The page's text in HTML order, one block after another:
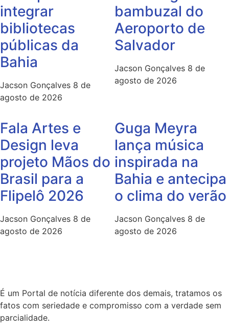
integrar
bibliotecas
públicas da
Bahia
Jacson Gonçalves 8 de
agosto de 2026
bambuzal do
Aeroporto de
Salvador
Jacson Gonçalves 8 de
agosto de 2026
Fala Artes e
Design leva
projeto Mãos do
Brasil para a
Flipelô 2026
Jacson Gonçalves 8 de
agosto de 2026
Guga Meyra
lança música
inspirada na
Bahia e antecipa
o clima do verão
Jacson Gonçalves 8 de
agosto de 2026
É um Portal de notícia diferente dos demais, tratamos os
fatos com seriedade e compromisso com a verdade sem
parcialidade.